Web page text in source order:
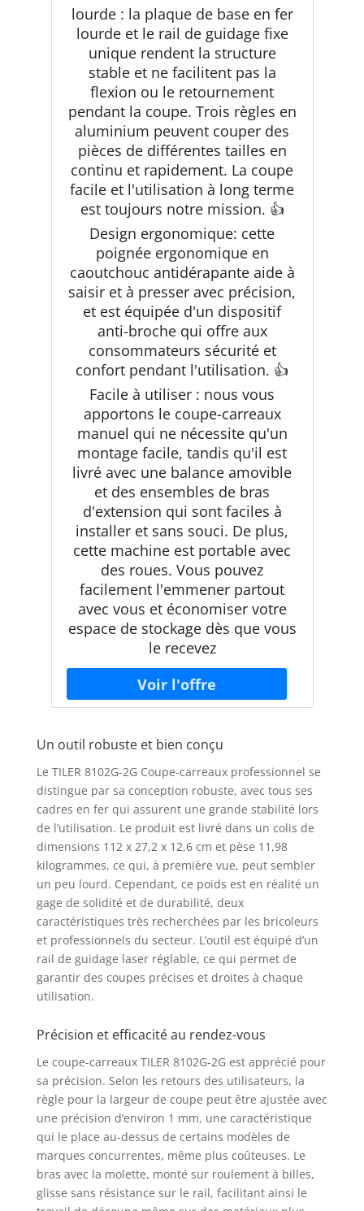
lourde : la plaque de base en fer
lourde et le rail de guidage fixe
unique rendent la structure
stable et ne facilitent pas la
flexion ou le retournement
pendant la coupe. Trois règles en
aluminium peuvent couper des
pièces de différentes tailles en
continu et rapidement. La coupe
facile et l'utilisation à long terme
est toujours notre mission. 👍
Design ergonomique: cette
poignée ergonomique en
caoutchouc antidérapante aide à
saisir et à presser avec précision,
et est équipée d'un dispositif
anti-broche qui offre aux
consommateurs sécurité et
confort pendant l'utilisation. 👍
Facile à utiliser : nous vous
apportons le coupe-carreaux
manuel qui ne nécessite qu'un
montage facile, tandis qu'il est
livré avec une balance amovible
et des ensembles de bras
d'extension qui sont faciles à
installer et sans souci. De plus,
cette machine est portable avec
des roues. Vous pouvez
facilement l'emmener partout
avec vous et économiser votre
espace de stockage dès que vous
le recevez
Un outil robuste et bien conçu
Le TILER 8102G-2G Coupe-carreaux professionnel se
distingue par sa conception robuste, avec tous ses
cadres en fer qui assurent une grande stabilité lors
de l’utilisation. Le produit est livré dans un colis de
dimensions 112 x 27,2 x 12,6 cm et pèse 11,98
kilogrammes, ce qui, à première vue, peut sembler
un peu lourd. Cependant, ce poids est en réalité un
gage de solidité et de durabilité, deux
caractéristiques très recherchées par les bricoleurs
et professionnels du secteur. L’outil est équipé d’un
rail de guidage laser réglable, ce qui permet de
garantir des coupes précises et droites à chaque
utilisation.
Précision et efficacité au rendez-vous
Le coupe-carreaux TILER 8102G-2G est apprécié pour
sa précision. Selon les retours des utilisateurs, la
règle pour la largeur de coupe peut être ajustée avec
une précision d’environ 1 mm, une caractéristique
qui le place au-dessus de certains modèles de
marques concurrentes, même plus coûteuses. Le
bras avec la molette, monté sur roulement à billes,
glisse sans résistance sur le rail, facilitant ainsi le